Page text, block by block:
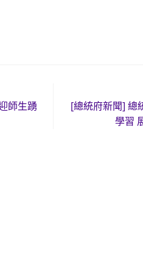
師生踴
[總統府新聞] 總
學習